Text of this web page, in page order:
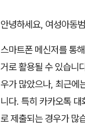
안녕하세요, 여성아동
스마트폰 메신저를 통
거로 활용될 수 있습니
우가 많았으나, 최근에
니다. 특히 카카오톡
로 제출되는 경우가 많